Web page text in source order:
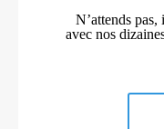
N’attends
avec nos